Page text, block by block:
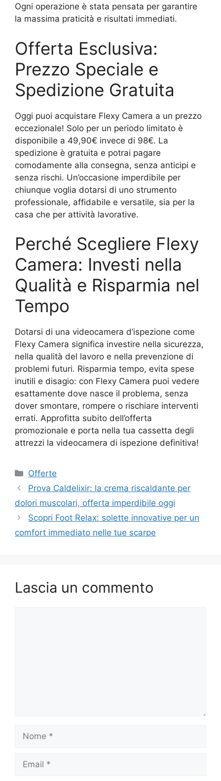
Ogni operazione è stata pensata per garantire
la massima praticità e risultati immediati.
Offerta Esclusiva:
Prezzo Speciale e
Spedizione Gratuita
Oggi puoi acquistare Flexy Camera a un prezzo
eccezionale! Solo per un periodo limitato è
disponibile a 49,90€ invece di 98€. La
spedizione è gratuita e potrai pagare
comodamente alla consegna, senza anticipi e
senza rischi. Un’occasione imperdibile per
chiunque voglia dotarsi di uno strumento
professionale, affidabile e versatile, sia per la
casa che per attività lavorative.
Perché Scegliere Flexy
Camera: Investi nella
Qualità e Risparmia nel
Tempo
Dotarsi di una videocamera d’ispezione come
Flexy Camera significa investire nella sicurezza,
nella qualità del lavoro e nella prevenzione di
problemi futuri. Risparmia tempo, evita spese
inutili e disagio: con Flexy Camera puoi vedere
esattamente dove nasce il problema, senza
dover smontare, rompere o rischiare interventi
errati. Approfitta subito dell’offerta
promozionale e porta nella tua cassetta degli
attrezzi la videocamera di ispezione definitiva!
Categorie
Offerte
Prova Caldelixir: la crema riscaldante per
dolori muscolari, offerta imperdibile oggi
Scopri Foot Relax: solette innovative per un
comfort immediato nelle tue scarpe
Lascia un commento
Nome
Email